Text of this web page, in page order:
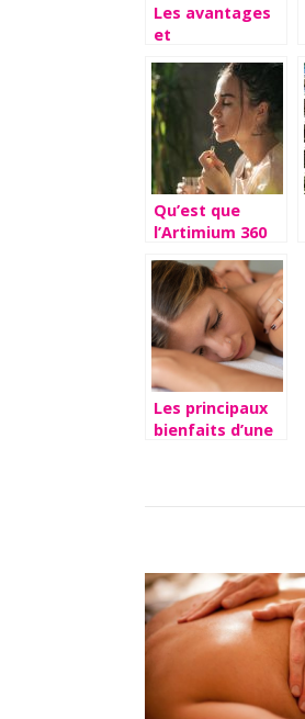
Les avantages
et
d’une
intervention de
chirurgie
Qu’est que
l’Artimium 360
ses avantages?
Les principaux
bienfaits d’une